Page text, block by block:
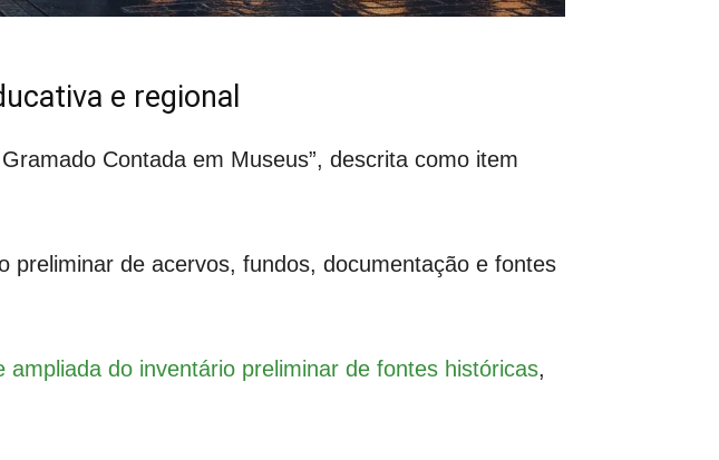
e regional
Contada em Museus”, descrita como item
preliminar de acervos, fundos, documentação e fontes
ampliada do inventário preliminar de fontes históricas,